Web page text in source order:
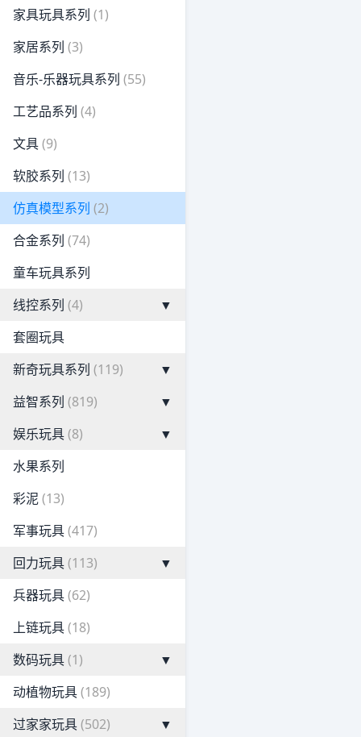
家具玩具系列 (1)
家居系列 (3)
音乐-乐器玩具系列 (55)
工艺品系列 (4)
文具(9)
软胶系列 (13)
仿真模型系列 (2)
合金系列 (74)
童车玩具系列
线控系列 (4)
▼
套圈玩具
新奇玩具系列 (119)
▼
益智系列 (819)
▼
娱乐玩具(8)
▼
水果系列
彩泥(13)
军事玩具(417)
回力玩具(113)
▼
兵器玩具(62)
上链玩具(18)
数码玩具(1)
▼
动植物玩具(189)
过家家玩具(502)
▼